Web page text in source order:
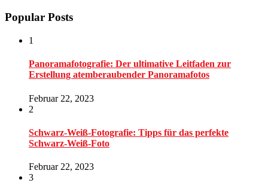
Popular Posts
1
Panoramafotografie: Der ultimative Leitfaden zur
Erstellung atemberaubender Panoramafotos
Februar 22, 2023
2
Schwarz-Weiß-Fotografie: Tipps für das perfekte
Schwarz-Weiß-Foto
Februar 22, 2023
3